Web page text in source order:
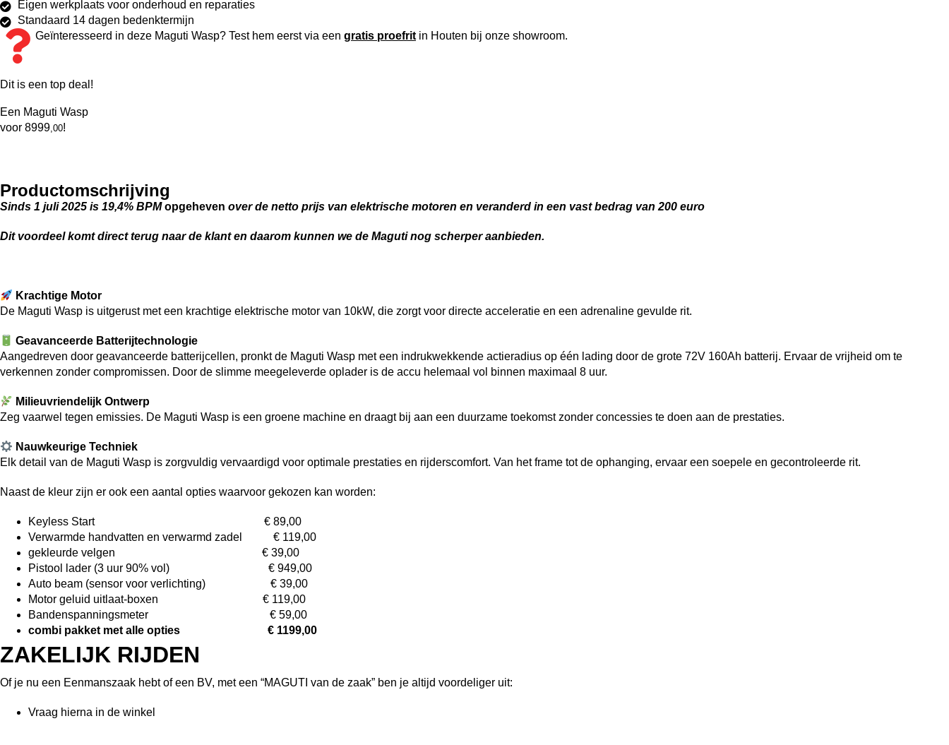
Eigen werkplaats voor onderhoud en reparaties
Standaard 14 dagen bedenktermijn
Geïnteresseerd in deze Maguti Wasp? Test hem eerst via een gratis proefrit in Houten bij onze showroom.
Dit is een top deal!
Een Maguti Wasp
voor 8999,00!
Productomschrijving
Sinds 1 juli 2025 is 19,4% BPMopgeheven over de netto prijs van elektrische motoren en veranderd in een vast bedrag van 200 euro
Dit voordeel komt direct terug naar de klant en daarom kunnen we de Maguti nog scherper aanbieden.
Krachtige Motor
De Maguti Wasp is uitgerust met een krachtige elektrische motor van 10kW, die zorgt voor directe acceleratie en een adrenaline gevulde rit.
Geavanceerde Batterijtechnologie
Aangedreven door geavanceerde batterijcellen, pronkt de Maguti Wasp met een indrukwekkende actieradius op één lading door de grote 72V 160Ah batterij. Ervaar de vrijheid om te
verkennen zonder compromissen. Door de slimme meegeleverde oplader is de accu helemaal vol binnen maximaal 8 uur.
Milieuvriendelijk Ontwerp
Zeg vaarwel tegen emissies. De Maguti Wasp is een groene machine en draagt bij aan een duurzame toekomst zonder concessies te doen aan de prestaties.
Nauwkeurige Techniek
Elk detail van de Maguti Wasp is zorgvuldig vervaardigd voor optimale prestaties en rijderscomfort. Van het frame tot de ophanging, ervaar een soepele en gecontroleerde rit.
Naast de kleur zijn er ook een aantal opties waarvoor gekozen kan worden:
Keyless Start € 89,00
Verwarmde handvatten en verwarmd zadel € 119,00
gekleurde velgen € 39,00
Pistool lader (3 uur 90% vol) € 949,00
Auto beam (sensor voor verlichting) € 39,00
Motor geluid uitlaat-boxen € 119,00
Bandenspanningsmeter € 59,00
combi pakket met alle opties € 1199,00
ZAKELIJK RIJDEN
Of je nu een Eenmanszaak hebt of een BV, met een “MAGUTI van de zaak” ben je altijd voordeliger uit:
Vraag hierna in de winkel